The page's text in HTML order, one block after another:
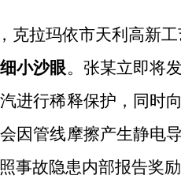
克拉玛依市天利高新
小沙眼。张某立即将
汽进行稀释保护，同时
因管线摩擦产生静电
事故隐患内部报告奖